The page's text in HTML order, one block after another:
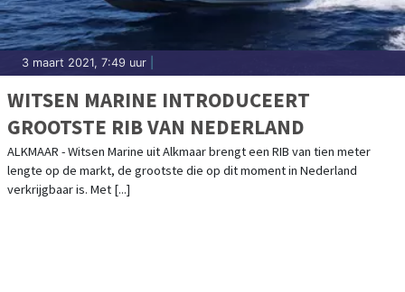
3 maart 2021, 7:49 uur
WITSEN MARINE INTRODUCEERT
GROOTSTE RIB VAN NEDERLAND
ALKMAAR - Witsen Marine uit Alkmaar brengt een RIB van tien meter
lengte op de markt, de grootste die op dit moment in Nederland
verkrijgbaar is. Met [...]